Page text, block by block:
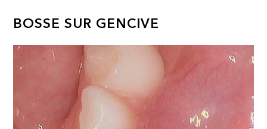
BOSSE SUR GENCIVE